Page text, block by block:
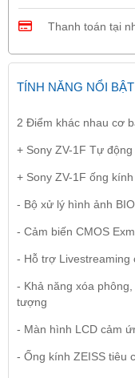
Thanh toán tại
TÍNH NĂNG NỔI BẬT
2 Điểm khác nhau cơ
+ Sony ZV-1F Tự
+ Sony ZV-1F ống
- Bộ xử lý hình ảnh
- Cảm biến CMOS
- Hỗ trợ Livestreaming
- Khả năng xóa
tượng
- Màn hình LCD cảm
- Ống kính ZEISS tiêu